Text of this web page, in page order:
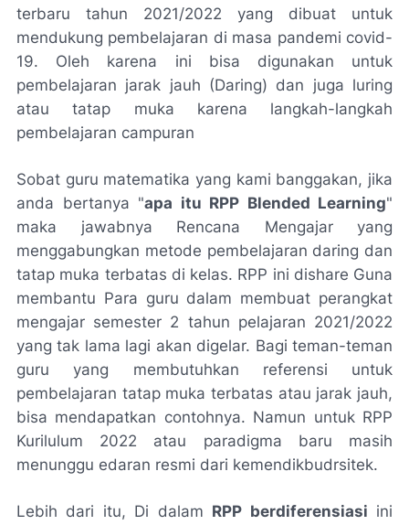
terbaru tahun 2021/2022 yang dibuat untuk
mendukung pembelajaran di masa pandemi covid-
19. Oleh karena ini bisa digunakan untuk
pembelajaran jarak jauh (Daring) dan juga luring
atau tatap muka karena langkah-langkah
pembelajaran campuran
Sobat guru matematika yang kami banggakan, jika
anda bertanya "apa itu RPP Blended Learning"
maka jawabnya Rencana Mengajar yang
menggabungkan metode pembelajaran daring dan
tatap muka terbatas di kelas. RPP ini dishare Guna
membantu Para guru dalam membuat perangkat
mengajar semester 2 tahun pelajaran 2021/2022
yang tak lama lagi akan digelar. Bagi teman-teman
guru yang membutuhkan referensi untuk
pembelajaran tatap muka terbatas atau jarak jauh,
bisa mendapatkan contohnya. Namun untuk RPP
Kurilulum 2022 atau paradigma baru masih
menunggu edaran resmi dari kemendikbudrsitek.
Lebih dari itu, Di dalam RPP berdiferensiasi ini